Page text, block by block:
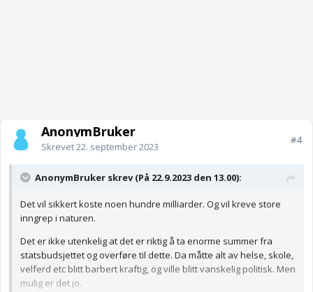
AnonymBruker
Skrevet22. september 2023
#4
AnonymBruker skrev (På 22.9.2023 den 13.00):
Det vil sikkert koste noen hundre milliarder. Og vil kreve store
inngrep i naturen.
Det er ikke utenkelig at det er riktig å ta enorme summer fra
statsbudsjettet og overføre til dette. Da måtte alt av helse, skole,
velferd etc blitt barbert kraftig, og ville blitt vanskelig politisk. Men
mulig er det jo.